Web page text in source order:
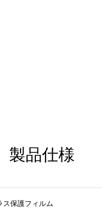
製品仕様
ス保護フィルム